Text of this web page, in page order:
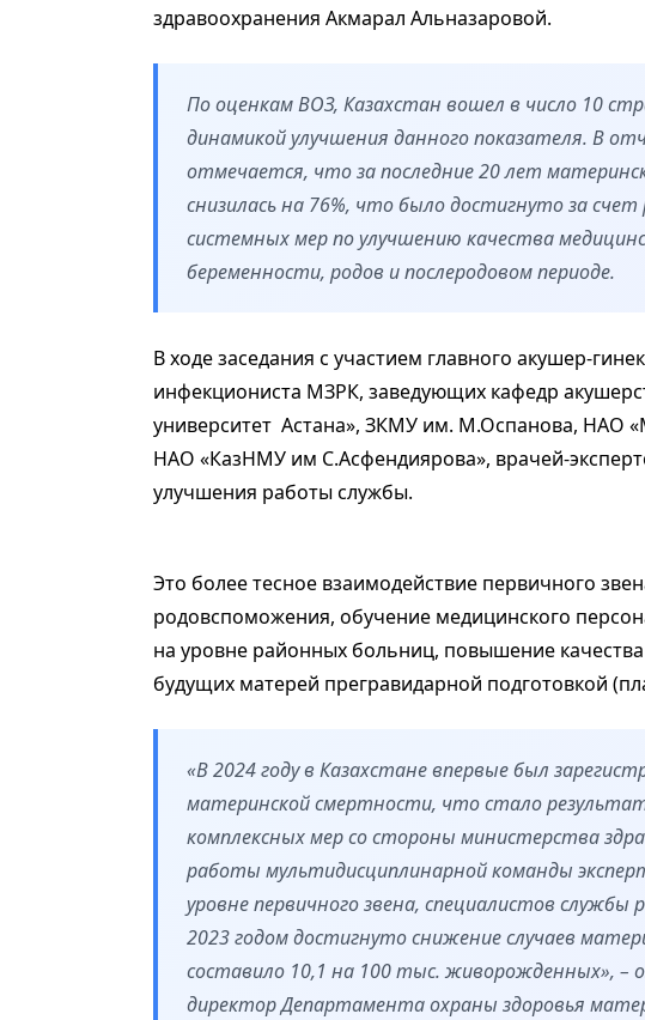
здравоохранения Акмарал Альназаровой.
По оценкам ВОЗ, Казахстан вошел в число 10
динамикой улучшения данного показателя. В
отмечается, что за последние 20 лет
снизилась на 76%, что было достигнуто за
системных мер поулучшению качества
беременности, родов и послеродовом периоде.
В ходе заседания с участием главного акушер-
инфекциониста МЗРК, заведующих кафедр
университет Астана», ЗКМУ им. М.Оспанова, НАО
НАО «КазНМУ им С.Асфендиярова», врачей-
улучшения работы службы.
Это более тесное взаимодействие первичного
родовспоможения, обучение медицинского
на уровне районных больниц, повышение
будущих матерей прегравидарной подготовкой
«В 2024 году в Казахстане впервые был
материнской смертности, что стало
комплексных мер со стороны министерства
работы мультидисциплинарной команды
уровне первичного звена, специалистов службы
2023 годом достигнуто снижение случаев
составило 10,1 на 100 тыс. живорожденных», –
директор Департамента охраны здоровья